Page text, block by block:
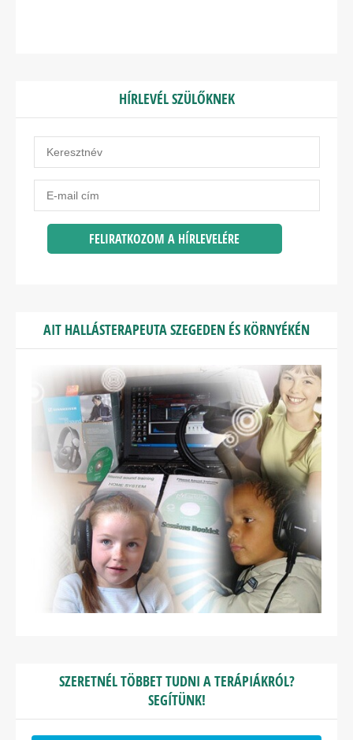
HÍRLEVÉL SZÜLŐKNEK
AIT HALLÁSTERAPEUTA SZEGEDEN ÉS KÖRNYÉKÉN
SZERETNÉL TÖBBET TUDNI A TERÁPIÁKRÓL?
SEGÍTÜNK!